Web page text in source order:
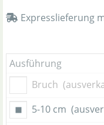
Expresslieferung
Ausführung
Bruch
5-10 cm